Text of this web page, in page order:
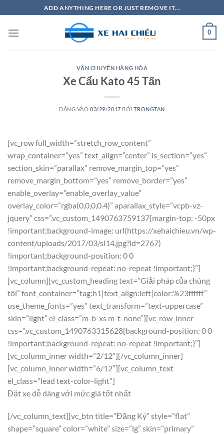
qua
nội
ADD ANYTHING HERE OR JUST REMOVE IT...
0
VẬN CHUYỂN HÀNG HÓA
Xe Cẩu Kato 45 Tấn
ĐĂNG VÀO03/29/2017 BỞITRONGTAN
[vc_row full_width=”stretch_row_content”
wrap_container=”yes” text_align=”center” is_section=”yes”
section_skin=”parallax” remove_margin_top=”yes”
remove_margin_bottom=”yes” remove_border=”yes”
enable_overlay=”enable_overlay_value”
overlay_color=”rgba(0,0,0,0.4)” aparallax_style=”vcpb-vz-
jquery” css=”.vc_custom_1490763759137{margin-top: -50px
!important;background-image: url(https://xehaichieu.vn/wp-
content/uploads/2017/03/sl14.jpg?id=2767)
!important;background-position: 0 0
!important;background-repeat: no-repeat !important;}”]
[vc_column][vc_custom_heading text=”Giải pháp của chúng
tôi” font_container=”tag:h1|text_align:left|color:%23ffffff”
use_theme_fonts=”yes” text_transform=”text-uppercase”
skin=”light” el_class=”m-b-xs m-t-none”][vc_row_inner
css=”.vc_custom_1490763315628{background-position: 0 0
!important;background-repeat: no-repeat !important;}”]
[vc_column_inner width=”2/12″][/vc_column_inner]
[vc_column_inner width=”6/12″][vc_column_text
el_class=”lead text-color-light”]
Đặt xe dễ dàng với mức giá tốt nhất
[/vc_column_text][vc_btn title=”Đăng Ký” style=”flat”
shape=”square” color=”white” size=”lg” skin=”primary”